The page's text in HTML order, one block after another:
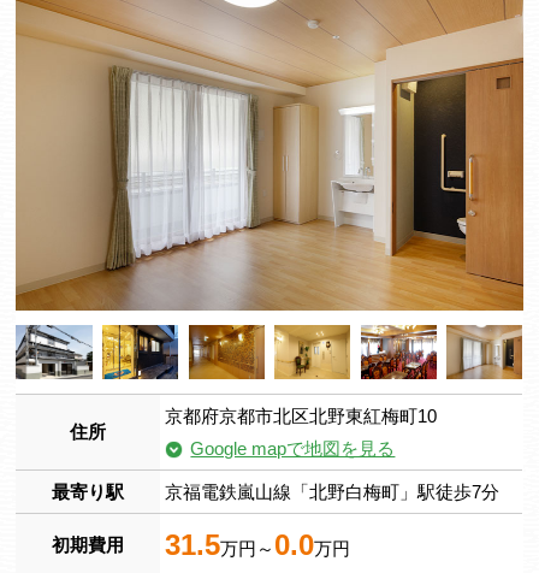
住所
京都府京都市北区北野東紅梅町10
Google mapで地図を見る
最寄り駅 京福電鉄嵐山線「北野白梅町」駅徒歩7分
初期費用 31.5万円～ 0.0万円